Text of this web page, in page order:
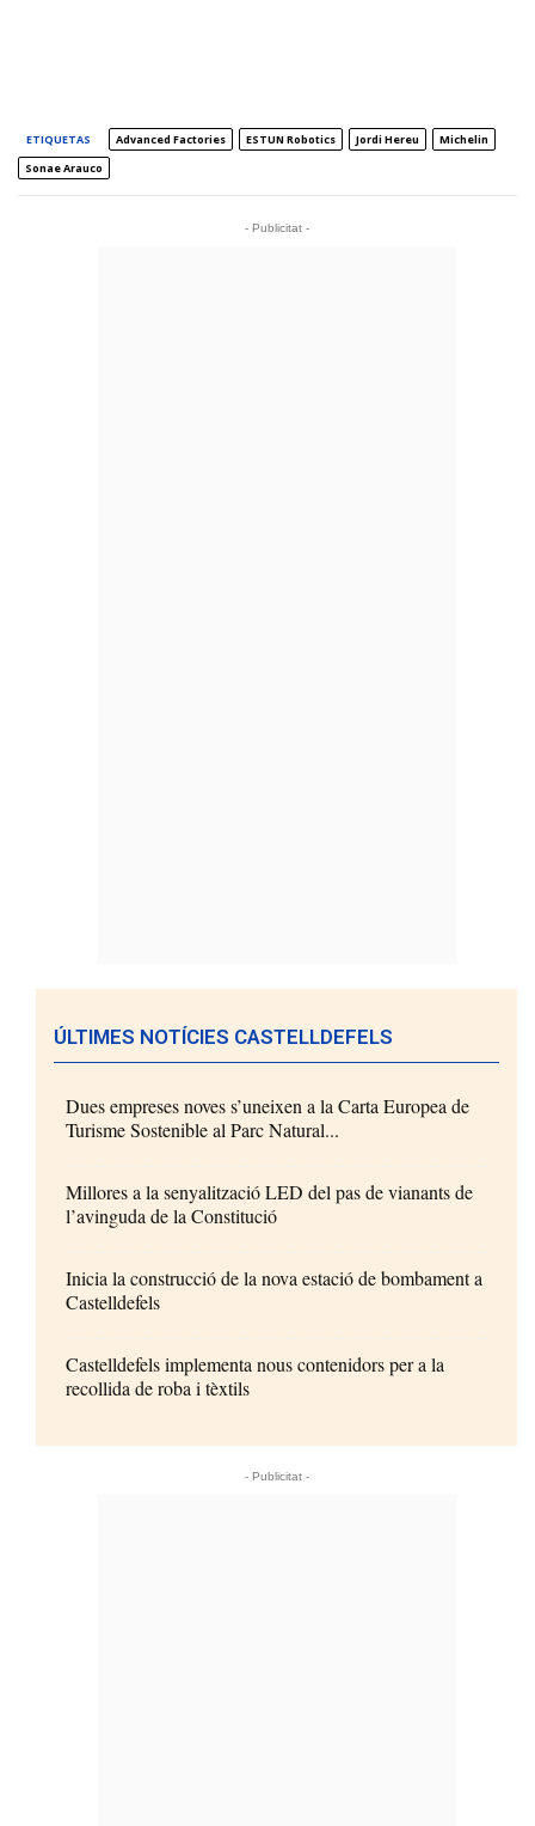
ETIQUETAS Advanced Factories ESTUN Robotics Jordi Hereu
Michelin
Sonae Arauco
- Publicitat -
ÚLTIMES NOTÍCIES CASTELLDEFELS
Dues empreses noves s’uneixen a la Carta Europea de
Turisme Sostenible al Parc Natural...
Millores a la senyalització LED del pas de vianants de
l’avinguda de la Constitució
Inicia la construcció de la nova estació de bombament a
Castelldefels
Castelldefels implementa nous contenidors per a la
recollida de roba i tèxtils
- Publicitat -